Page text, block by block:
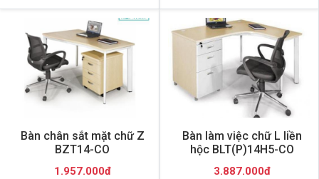
Bàn chân sắt mặt chữ Z
BZT14-CO
1.957.000đ
Bàn làm việc chữ L liền
hộc BLT(P)14H5-CO
3.887.000đ